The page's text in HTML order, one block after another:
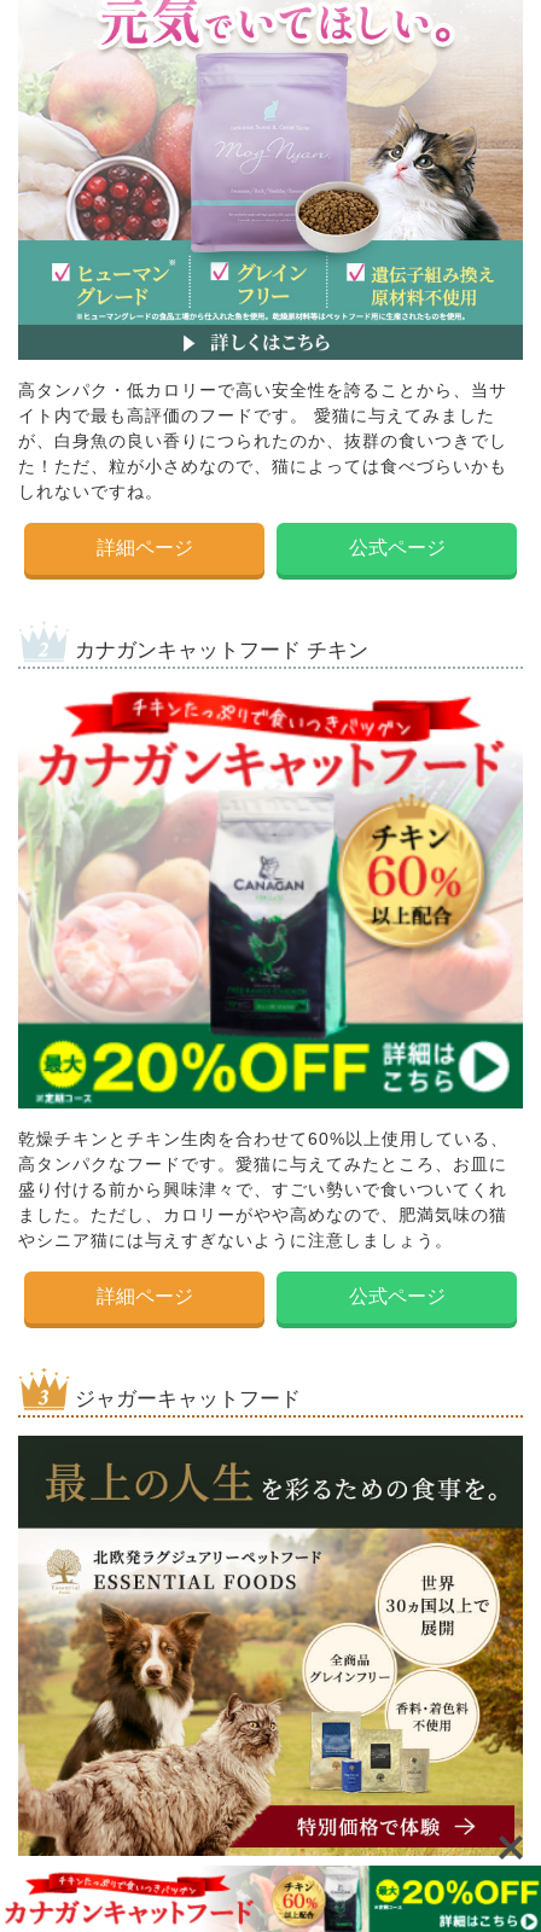
高タンパク・低カロリーで高い安全性を誇ることから、当サ
イト内で最も高評価のフードです。 愛猫に与えてみました
が、白身魚の良い香りにつられたのか、抜群の食いつきでし
た！ただ、粒が小さめなので、猫によっては食べづらいかも
しれないですね。
詳細ページ 公式ページ
カナガンキャットフード チキン
乾燥チキンとチキン生肉を合わせて60%以上使用している、
高タンパクなフードです。愛猫に与えてみたところ、お皿に
盛り付ける前から興味津々で、すごい勢いで食いついてくれ
ました。ただし、カロリーがやや高めなので、肥満気味の猫
やシニア猫には与えすぎないように注意しましょう。
詳細ページ 公式ページ
ジャガーキャットフード
チキンや鴨肉、サーモンなど、人間も食べられる品質の肉類
をたっぷり80%以上使用したフードです。 愛猫に与えたとこ